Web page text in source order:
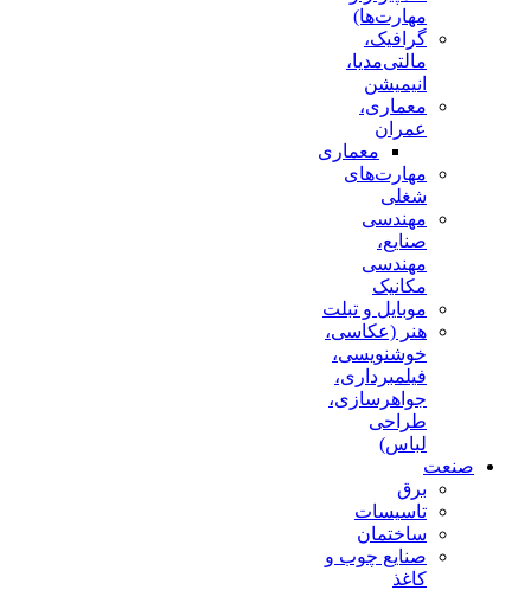
مهارت‌ها)
گرافیک،
مالتی‌مدیا،
انیمیشن
معماری،
عمران
معماری
مهارت‌های
شغلی
مهندسی
صنایع،
مهندسی
مکانیک
موبایل و تبلت
هنر (عکاسی،
خوشنویسی،
فیلمبرداری،
جواهرسازی،
طراحی
لباس)
صنعت
برق
تاسیسات
ساختمان
صنایع چوب و
کاغذ